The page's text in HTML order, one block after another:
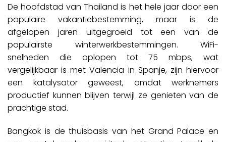
De hoofdstad van Thailand is het hele jaar door een
populaire vakantiebestemming, maar is de
afgelopen jaren uitgegroeid tot een van de
populairste winterwerkbestemmingen. WiFi-
snelheden die oplopen tot 75 mbps, wat
vergelijkbaar is met Valencia in Spanje, zijn hiervoor
een katalysator geweest, omdat werknemers
productief kunnen blijven terwijl ze genieten van de
prachtige stad.
Bangkok is de thuisbasis van het Grand Palace en